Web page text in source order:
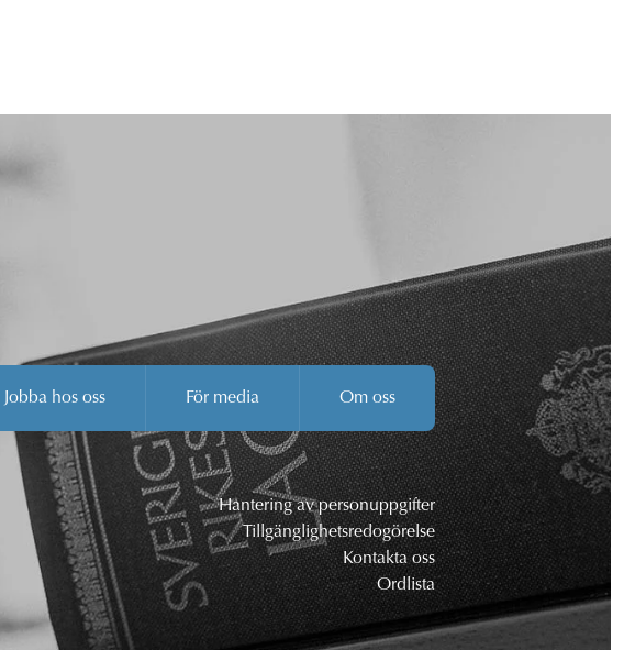
Jobba hos oss För media Om oss
Hantering av personuppgifter
Tillgänglighetsredogörelse
Kontakta oss
Ordlista